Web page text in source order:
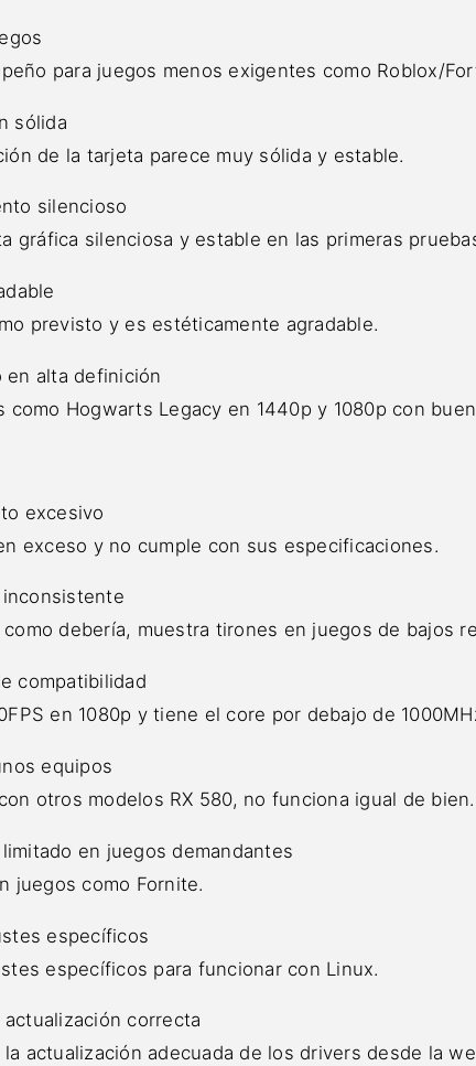
para juegos menos exigentes como Roblox/
sólida
de la tarjeta parece muy sólida y estable.
silencioso
gráfica silenciosa y estable en las primeras
previsto y es estéticamente agradable.
en alta definición
como Hogwarts Legacy en 1440p y 1080p con
excesivo
exceso y no cumple con sus especificaciones.
debería, muestra tirones en juegos de bajos
compatibilidad
en 1080p y tiene el core por debajo de
equipos
otros modelos RX 580, no funciona igual de bien.
en juegos demandantes
juegos como Fornite.
específicos
específicos para funcionar con Linux.
correcta
actualización adecuada de los drivers desde la